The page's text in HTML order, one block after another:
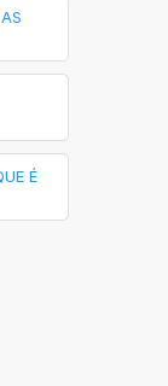
É